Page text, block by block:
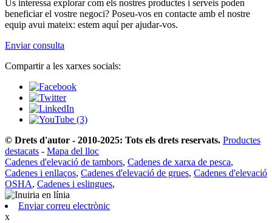
Us interessa explorar com els nostres productes i serveis poden
beneficiar el vostre negoci? Poseu-vos en contacte amb el nostre
equip avui mateix: estem aquí per ajudar-vos.
Enviar consulta
Compartir a les xarxes socials:
© Drets d'autor - 2010-2025: Tots els drets reservats. Productes
destacats - Mapa del lloc
Cadenes d'elevació de tambors, Cadenes de xarxa de pesca,
Cadenes i enllaços, Cadenes d'elevació de grues, Cadenes d'elevació
OSHA, Cadenes i eslingues,
Enviar correu electrònic
x